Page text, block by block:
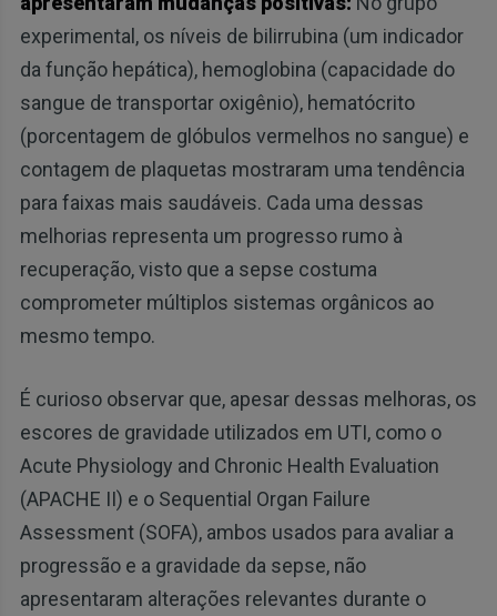
experimental, os níveis de bilirrubina (um indicador
da função hepática), hemoglobina (capacidade do
sangue de transportar oxigênio), hematócrito
(porcentagem de glóbulos vermelhos no sangue) e
contagem de plaquetas mostraram uma tendência
para faixas mais saudáveis. Cada uma dessas
melhorias representa um progresso rumo à
recuperação, visto que a sepse costuma
comprometer múltiplos sistemas orgânicos ao
mesmo tempo.
É curioso observar que, apesar dessas melhoras, os
escores de gravidade utilizados em UTI, como o
Acute Physiology and Chronic Health Evaluation
(APACHE II) e o Sequential Organ Failure
Assessment (SOFA), ambos usados ​​para avaliar a
progressão e a gravidade da sepse, não
apresentaram alterações relevantes durante o